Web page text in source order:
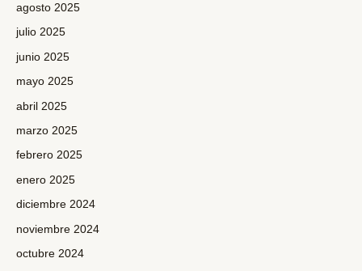
agosto 2025
julio 2025
junio 2025
mayo 2025
abril 2025
marzo 2025
febrero 2025
enero 2025
diciembre 2024
noviembre 2024
octubre 2024